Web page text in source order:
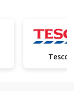
Tesco